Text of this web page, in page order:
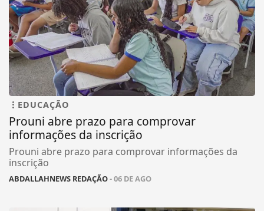
EDUCAÇÃO
Prouni abre prazo para comprovar
informações da inscrição
Prouni abre prazo para comprovar informações da
inscrição
ABDALLAHNEWS REDAÇÃO- 06 DE AGO